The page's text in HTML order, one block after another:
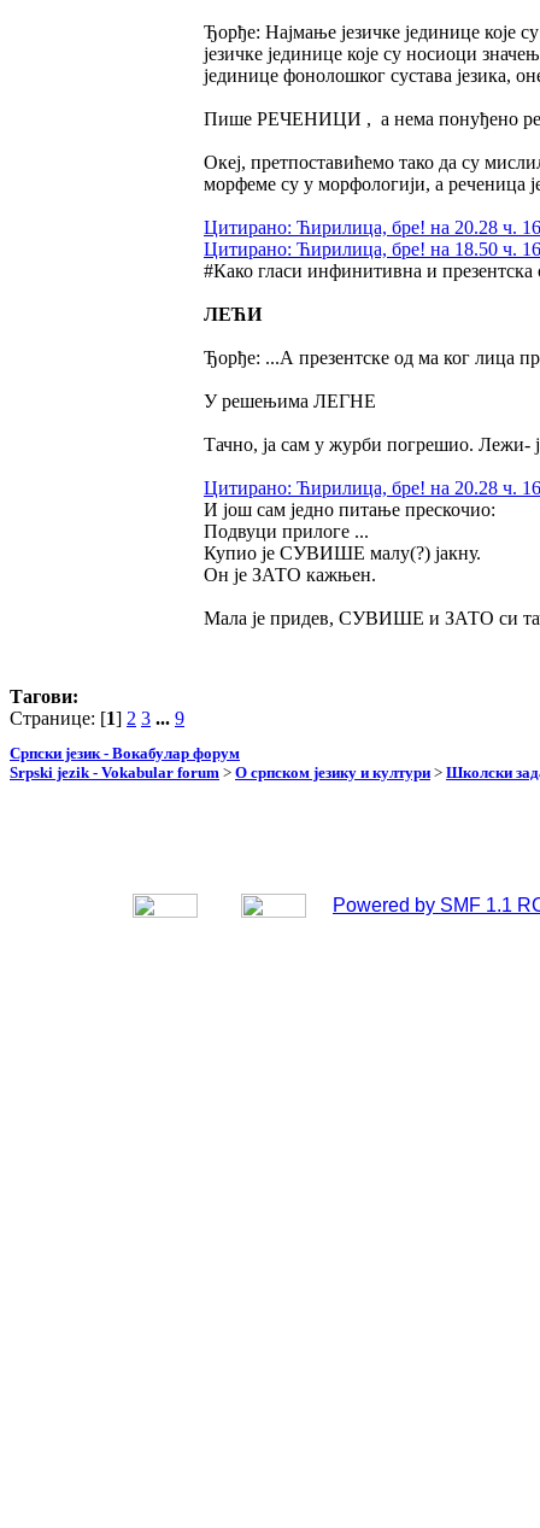
Ђорђе: Најмање језичке јединице које
језичке јединице које су носиоци
јединице фонолошког сустава језика,
Пише РЕЧЕНИЦИ , а нема понуђено
Океј, претпоставићемо тако да су
морфеме су у морфологији, а реченица
Цитирано: Ћирилица, бре! на 20.28 ч.
Цитирано: Ћирилица, бре! на 18.50 ч.
#Како гласи инфинитивна и презентска
ЛЕЋИ
Ђорђе: ...А презентске од ма ког лица
У решењима ЛЕГНЕ
Тачно, ја сам у журби погрешио. Лежи-
Цитирано: Ћирилица, бре! на 20.28 ч.
И још сам једно питање прескочио:
Подвуци прилоге ...
Купио је СУВИШЕ малу(?) јакну.
Он је ЗАТО кажњен.
Мала је придев, СУВИШЕ и ЗАТО си
Тагови:
Странице: [1] 2 3 ... 9
Српски језик - Вокабулар форум
Srpski jezik - Vokabular forum > О српском језику и култури > Школски
Powered by SMF 1.1